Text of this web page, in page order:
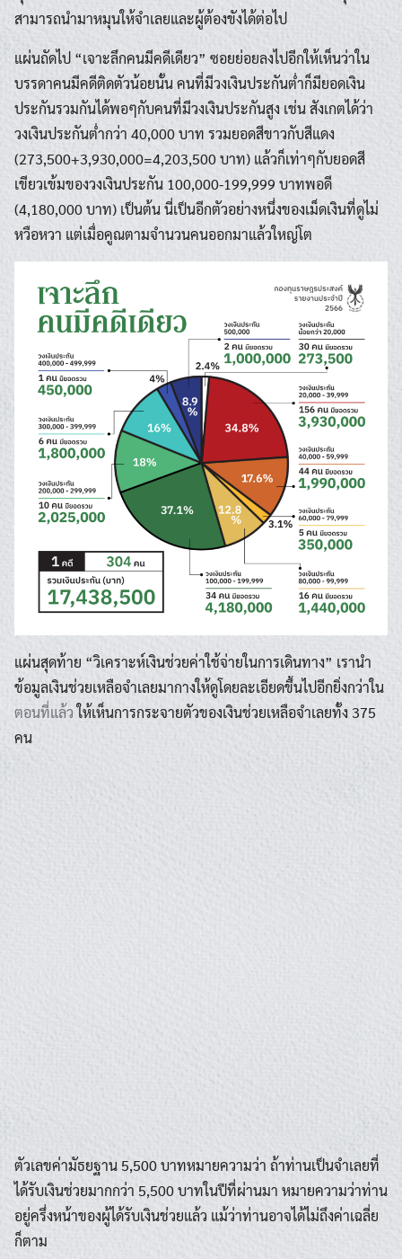
Search
for: Search
สามารถนำมาหมุนให้จำเลยและผู้ต้องขังได้ต่อไป
แผ่นถัดไป “เจาะลึกคนมีคดีเดียว” ซอยย่อยลงไปอีกให้เห็นว่าใน
บรรดาคนมีคดีติดตัวน้อยนั้น คนที่มีวงเงินประกันต่ำก็มียอดเงิน
ประกันรวมกันได้พอๆกับคนที่มีวงเงินประกันสูง เช่น สังเกตได้ว่า
วงเงินประกันต่ำกว่า 40,000 บาท รวมยอดสีขาวกับสีแดง
(273,500+3,930,000=4,203,500 บาท) แล้วก็เท่าๆกับยอดสี
เขียวเข้มของวงเงินประกัน 100,000-199,999 บาทพอดี
(4,180,000 บาท) เป็นต้น นี่เป็นอีกตัวอย่างหนึ่งของเม็ดเงินที่ดูไม่
หวือหวา แต่เมื่อคูณตามจำนวนคนออกมาแล้วใหญ่โต
แผ่นสุดท้าย “วิเคราะห์เงินช่วยค่าใช้จ่ายในการเดินทาง” เรานำ
ข้อมูลเงินช่วยเหลือจำเลยมากางให้ดูโดยละเอียดขึ้นไปอีกยิ่งกว่าใน
ตอนที่แล้วให้เห็นการกระจายตัวของเงินช่วยเหลือจำเลยทั้ง 375
คน
ตัวเลขค่ามัธยฐาน 5,500 บาทหมายความว่า ถ้าท่านเป็นจำเลยที่
ได้รับเงินช่วยมากกว่า 5,500 บาทในปีที่ผ่านมา หมายความว่าท่าน
อยู่ครึ่งหน้าของผู้ได้รับเงินช่วยแล้ว แม้ว่าท่านอาจได้ไม่ถึงค่าเฉลี่ย
ก็ตาม